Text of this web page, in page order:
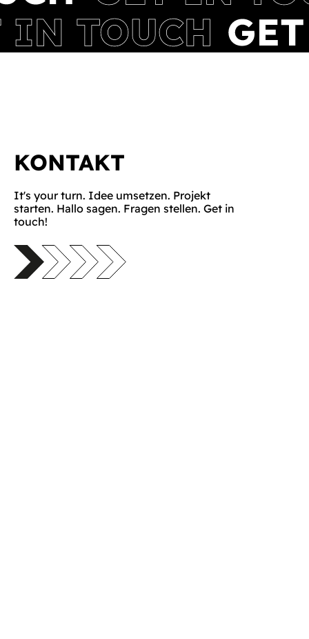
KONTAKT
It's your turn. Idee umsetzen. Projekt
starten. Hallo sagen. Fragen stellen. Get in
touch!